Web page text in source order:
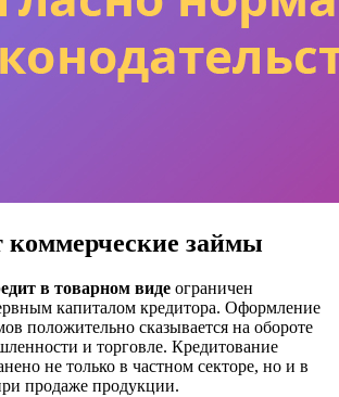
коммерческие займы
в товарном виде ограничен
капиталом кредитора. Оформление
положительно сказывается на обороте
и торговле. Кредитование
не только в частном секторе, но и в
продаже продукции.